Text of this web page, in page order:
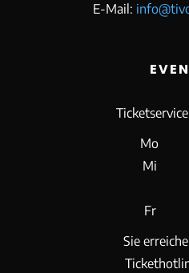
E-Mail:
Mo
Mi
Fr
Sie